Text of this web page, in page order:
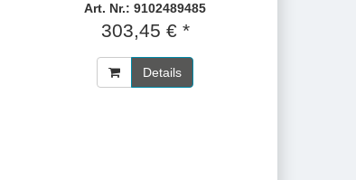
Art. Nr.: 9102489485
303,45 € *
Details